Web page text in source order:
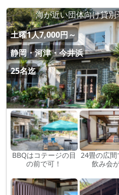
海が近い団体向け貸
土曜1人7,000円～
静岡・河津・今井浜
25名迄
BBQはコテージの目
の前で可！
24畳の広
飲み会